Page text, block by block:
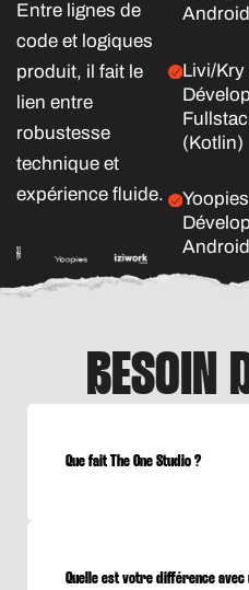
Entre lignes de
code et logiques
produit, il fait le
lien entre
robustesse
technique et
expérience fluide.
Livi/Kry
(Kotlin)
BESOIN
Que fait The One Studio ?
Quelle est votre différence avec